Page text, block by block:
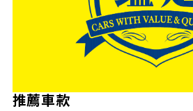
推薦車款